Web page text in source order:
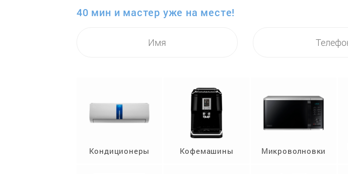
40 мин и мастер уже на месте!
Кондиционеры Кофемашины Микроволновки